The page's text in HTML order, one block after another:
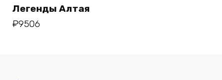
Легенды Алтая
₽9506